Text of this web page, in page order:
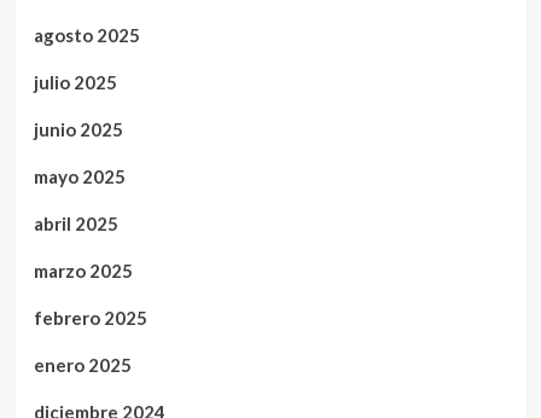
agosto 2025
julio 2025
junio 2025
mayo 2025
abril 2025
marzo 2025
febrero 2025
enero 2025
diciembre 2024